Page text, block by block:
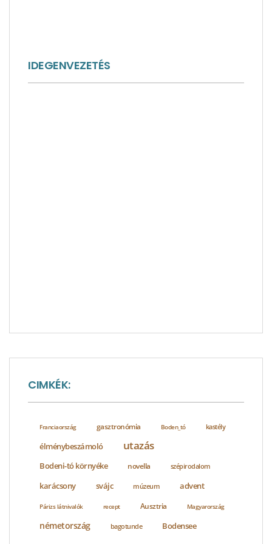
IDEGENVEZETÉS
CIMKÉK:
Franciaország gasztronómia Boden_tó kastély
élménybeszámoló utazás
Bodeni-tó környéke novella szépirodalom
karácsony svájc múzeum advent
Párizs látnivalók recept Ausztria Magyarország
németország bagotunde Bodensee